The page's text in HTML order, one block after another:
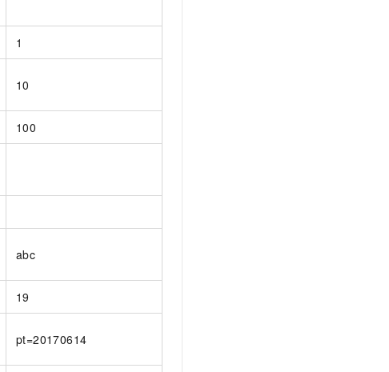
1
10
100
abc
19
pt=20170614